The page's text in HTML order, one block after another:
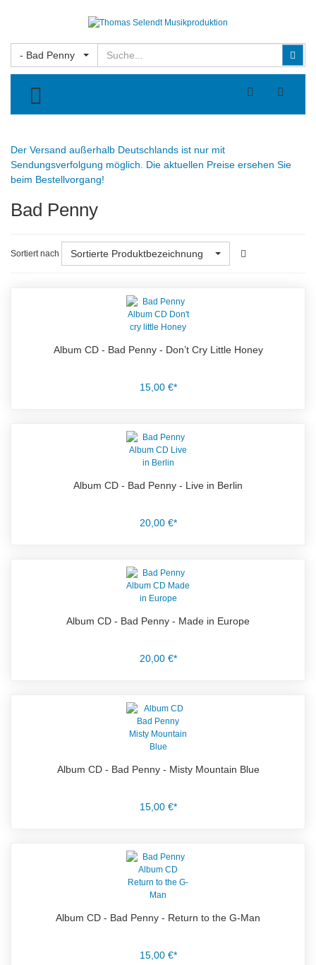
- Bad Penny
TOGGLE MENU
Der Versand außerhalb Deutschlands ist nur mit
Sendungsverfolgung möglich. Die aktuellen Preise ersehen Sie
beim Bestellvorgang!
Bad Penny
Sortiert nach Sortierte Produktbezeichnung
Album CD - Bad Penny - Don’t Cry Little Honey
15,00 €*
Album CD - Bad Penny - Live in Berlin
20,00 €*
Album CD - Bad Penny - Made in Europe
20,00 €*
Album CD - Bad Penny - Misty Mountain Blue
15,00 €*
Album CD - Bad Penny - Return to the G-Man
15,00 €*